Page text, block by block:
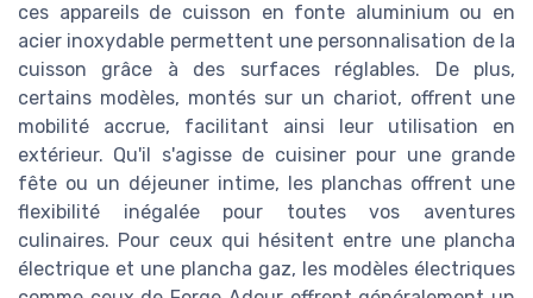
ces appareils de cuisson en fonte aluminium ou en
acier inoxydable permettent une personnalisation de la
cuisson grâce à des surfaces réglables. De plus,
certains modèles, montés sur un chariot, offrent une
mobilité accrue, facilitant ainsi leur utilisation en
extérieur. Qu'il s'agisse de cuisiner pour une grande
fête ou un déjeuner intime, les planchas offrent une
flexibilité inégalée pour toutes vos aventures
culinaires. Pour ceux qui hésitent entre une plancha
électrique et une plancha gaz, les modèles électriques